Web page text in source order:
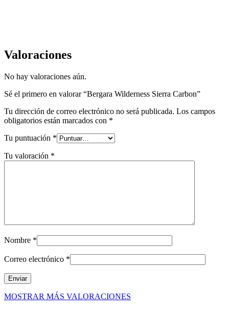
Valoraciones
No hay valoraciones aún.
Sé el primero en valorar “Bergara Wilderness Sierra Carbon”
Tu dirección de correo electrónico no será publicada. Los campos
obligatorios están marcados con *
Tu puntuación *
Tu valoración *
Nombre *
Correo electrónico *
MOSTRAR MÁS VALORACIONES